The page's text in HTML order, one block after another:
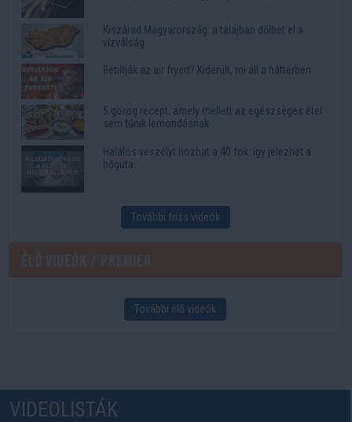
Kiszárad Magyarország: a talajban dőlhet el a
vízválság
Betiltják az air fryert? Kiderült, mi áll a háttérben
5 görög recept, amely mellett az egészséges étel
sem tűnik lemondásnak
Halálos veszélyt hozhat a 40 fok: így jelezhet a
hőguta
További friss videók
További élő videók
VIDEOLISTÁK